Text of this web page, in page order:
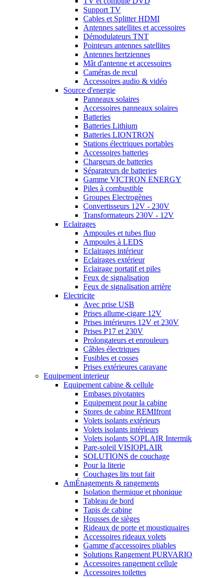
Support TV
Cables et Splitter HDMI
Antennes satellites et accessoires
Démodulateurs TNT
Pointeurs antennes satellites
Antennes hertziennes
Mât d'antenne et accessoires
Caméras de recul
Accessoires audio & vidéo
Source d'energie
Panneaux solaires
Accessoires panneaux solaires
Batteries
Batteries Lithium
Batteries LIONTRON
Stations électriques portables
Accessoires batteries
Chargeurs de batteries
Séparateurs de batteries
Gamme VICTRON ENERGY
Piles à combustible
Groupes Electrogènes
Convertisseurs 12V - 230V
Transformateurs 230V - 12V
Eclairages
Ampoules et tubes fluo
Ampoules à LEDS
Eclairages intérieur
Eclairages extérieur
Eclairage portatif et piles
Feux de signalisation
Feux de signalisation arrière
Electricite
Avec prise USB
Prises allume-cigare 12V
Prises intérieures 12V et 230V
Prises P17 et 230V
Prolongateurs et enrouleurs
Câbles électriques
Fusibles et cosses
Prises extérieures caravane
Equipement interieur
Equipement cabine & cellule
Embases pivotantes
Equipement pour la cabine
Stores de cabine REMIfront
Volets isolants extérieurs
Volets isolants intérieurs
Volets isolants SOPLAIR Intermik
Pare-soleil VISIOPLAIR
SOLUTIONS de couchage
Pour la literie
Couchages lits tout fait
AmÉnagements & rangements
Isolation thermique et phonique
Tableau de bord
Tapis de cabine
Housses de sièges
Rideaux de porte et moustiquaires
Accessoires rideaux volets
Gamme d'accessoires pliables
Solutions Rangement PURVARIO
Accessoires rangement cellule
Accessoires toilettes